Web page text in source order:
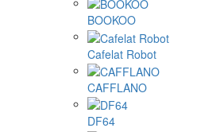
BOOKOO
Cafelat Robot
CAFFLANO
DF64